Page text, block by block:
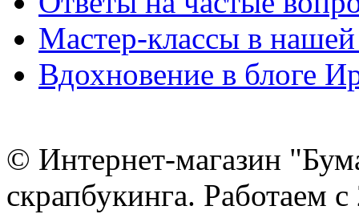
Мастер-классы в нашей
Вдохновение в блоге
© Интернет-магазин
скрапбукинга. Работаем с